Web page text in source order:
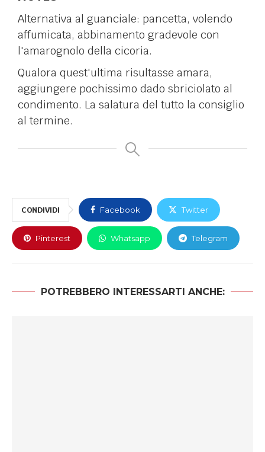
Alternativa al guanciale: pancetta, volendo
affumicata, abbinamento gradevole con
l'amarognolo della cicoria.
Qualora quest'ultima risultasse amara,
aggiungere pochissimo dado sbriciolato al
condimento. La salatura del tutto la consiglio
al termine.
CONDIVIDI Facebook Twitter
Pinterest Whatsapp Telegram
POTREBBERO INTERESSARTI ANCHE: